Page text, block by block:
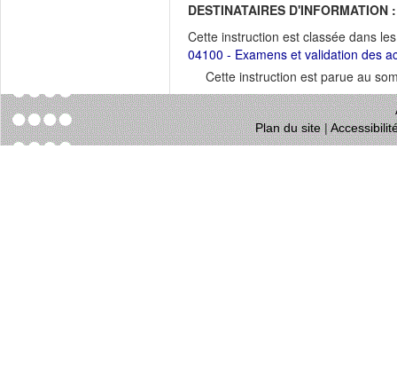
DESTINATAIRES D'INFORMATION :
Cette instruction est classée dans
04100 - Examens et validation des
Cette instruction est parue au
Plan du site|